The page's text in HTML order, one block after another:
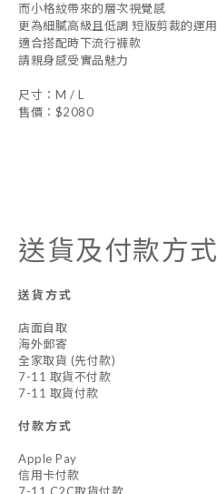
而小格紋帶來的層次視覺感
更為細膩高級且低調 短版剪裁的運用
適合搭配時下流行褲款
請親身感受實品魅力
尺寸：M / L
售價：$2080
送貨及付款方式
送貨方式
店面自取
海外郵寄
全家取貨 (先付款)
7-11 取貨不付款
7-11 取貨付款
付款方式
Apple Pay
信用卡付款